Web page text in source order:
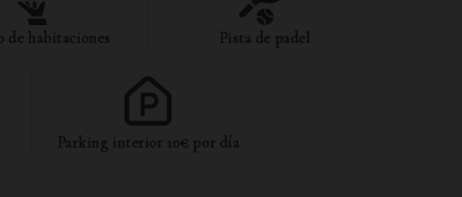
de habitaciones Pista de padel
Parking interior 10€ por día